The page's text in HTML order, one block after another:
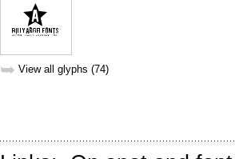
➥ View all glyphs (74)